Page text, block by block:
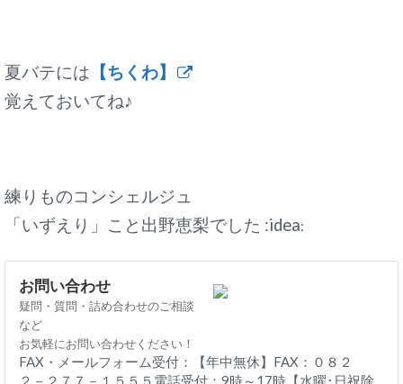
夏バテには 【ちくわ】
覚えておいてね♪
練りものコンシェルジュ
「いずえり」こと出野恵梨でした :idea:
お問い合わせ
疑問・質問・詰め合わせのご相談
など
お気軽にお問い合わせください！
FAX・メールフォーム受付：【年中無休】FAX：０８２